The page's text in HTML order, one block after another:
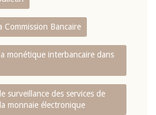
Commission Bancaire
monétique interbancaire dans
surveillance des services de
monnaie électronique